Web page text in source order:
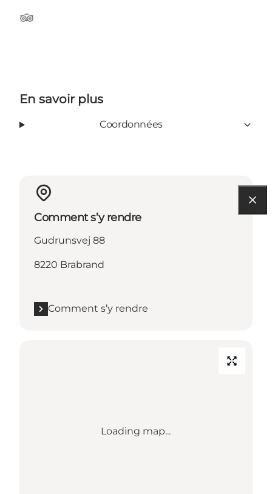
Tripadvisor
En savoir plus
Coordonnées
Comment s’y rendre
Gudrunsvej 88
8220 Brabrand
Comment s’y rendre
Loading map...